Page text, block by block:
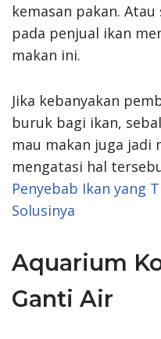
kemasan pakan.
pada penjual ikan
makan ini.
Jika kebanyakan
buruk bagi ikan,
mau makan juga jadi
mengatasi hal
Penyebab Ikan yang
Solusinya
Aquarium
Ganti Air